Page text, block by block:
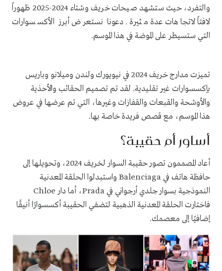
والتفرد، حيث ستشهد صيحات خريف وشتاء 2024-2025 ظهوراً
لافتاً لاتجاهات عدة مثيرة. دعونا نستعرض أبرز الأكسسوارات
التي ستسيطر على الموضة في هذا الموسم.
تميزت مدارج خريف 2024 في نيويورك ولندن وميلانو وباريس
بإكسسوارات غير تقليدية. لقد تم تصميم الحقائب والأحذية
والأوشحة والقبعات والقفازات وغيرها، التي تم عرضها في عروض
هذا الموسم، مع قصص فريدة خاصة بها.
أساور أم حقيبة؟
أعاد المصممون تصور حقيبة السوار لخريف 2024، وتحويلها إلى
حافظة هاتف في Balenciaga واستبدلوا الحلقة المعدنية
النموذجية بسوار جلدي أرجواني في Prada، أما دار Chloe
فاختارت الحلقة المعدنية الذهبية لتضفي الحقيبة أكسسوارًا أنيقًا
إضافيًا إلى معصمك.